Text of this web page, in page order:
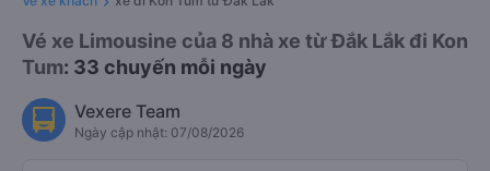
Vé xe Limousine của 8 nhà xe từ Đắk Lắk đi Kon
Tum: 33 chuyến mỗi ngày
Vexere Team
Ngày cập nhật: 07/08/2026